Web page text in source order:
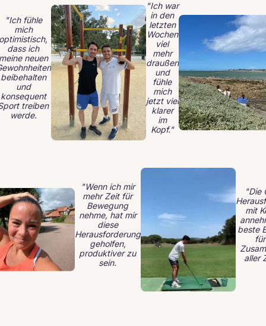
"Ich fühle
mich
dass ich
neuen
beibehalten
und
konsequent
treiben
werde.
"Ich war
in den
letzten
Wochen
viel
mehr
draußen
und
fühle
mich
jetzt viel
klarer
im
Kopf."
"Wenn ich mir
mehr Zeit für
Bewegung
nehme, hat mir
diese
Herausforderung
geholfen,
produktiver zu
sein.
"Die
mit
beste
aller